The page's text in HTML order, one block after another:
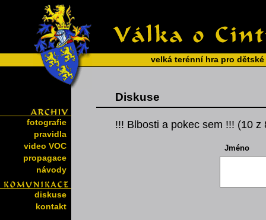
velká terénní hra pro
fotografie
pravidla
video VOC
propagace
návody
diskuse
kontakt
Diskuse
!!! Blbosti a pokec sem !!! (10 z
Jméno